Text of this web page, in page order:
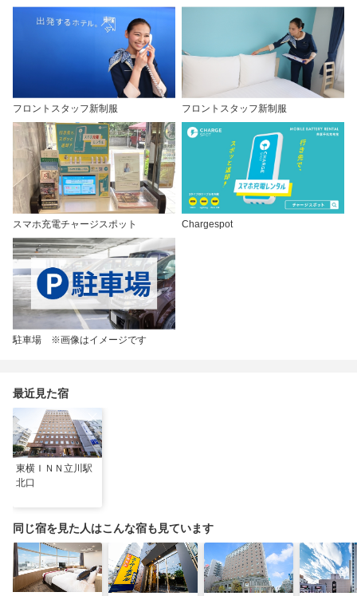
フロントスタッフ新制服 フロントスタッフ新制服
スマホ充電チャージスポット Chargespot
駐車場 ※画像はイメージです
最近見た宿
東横ＩＮＮ立川駅
北口
同じ宿を見た人はこんな宿も見ています